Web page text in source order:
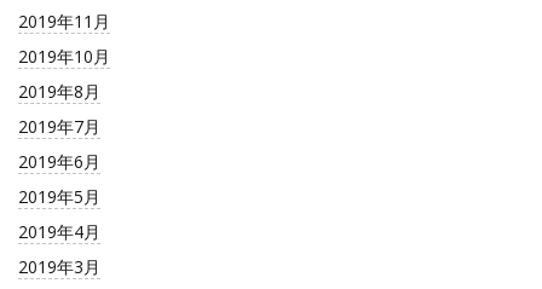
2019年11月
2019年10月
2019年8月
2019年7月
2019年6月
2019年5月
2019年4月
2019年3月